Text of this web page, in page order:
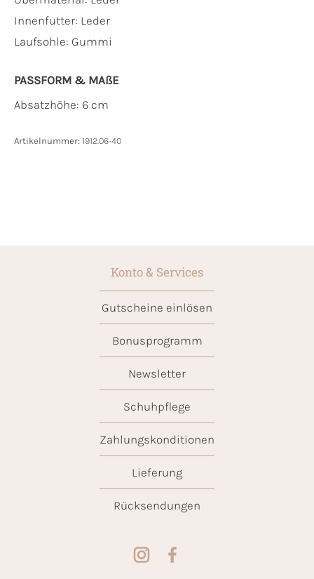
Innenfutter: Leder
Laufsohle: Gummi
PASSFORM & MAẞE
Absatzhöhe: 6 cm
Artikelnummer: 1912.06-40
Konto & Services
Gutscheine einlösen
Bonusprogramm
Newsletter
Schuhpflege
Zahlungskonditionen
Lieferung
Rücksendungen